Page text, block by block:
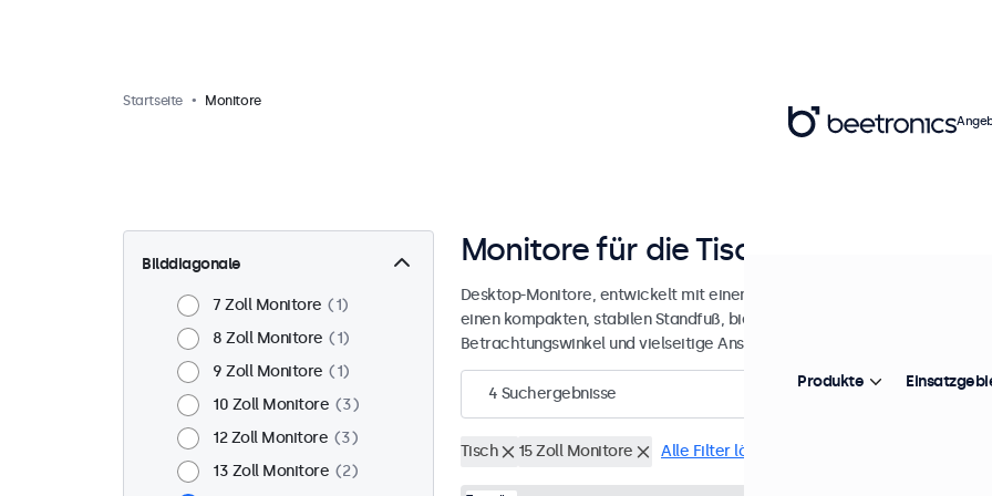
Startseite Monitore
Bilddiagonale
7 Zoll Monitore
1
8 Zoll Monitore
1
9 Zoll Monitore
1
10 Zoll Monitore
3
12 Zoll Monitore
3
13 Zoll Monitore
2
Monitore für die Tischmontage von 7
Desktop-Monitore, entwickelt mit einem robusten, verstellbaren
einen kompakten, stabilen Standfuß, bieten ein gestochen scharfes Bild
Betrachtungswinkel und vielseitige Anschlussmöglichkeiten.
4 Suchergebnisse
Tisch 15 Zoll Monitore Alle Filter löschen
Produkte